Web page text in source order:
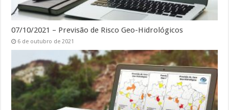
07/10/2021 – Previsão de Risco Geo-Hidrológicos
6 de outubro de 2021